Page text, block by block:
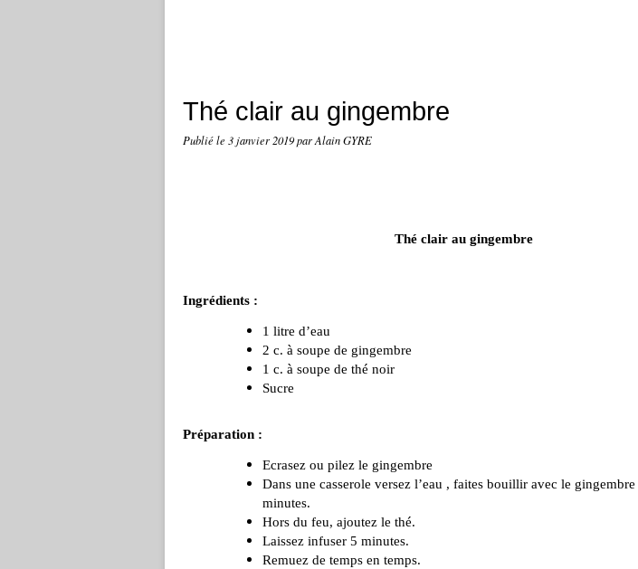
Thé clair au gingembre
Publié le 3 janvier 2019par Alain GYRE
Thé clair au gingembre
Ingrédients :
1 litre d’eau
2 c. à soupe de gingembre
1 c. à soupe de thé noir
Sucre
Préparation :
Ecrasez ou pilez le gingembre
Dans une casserole versez l’eau , faites bouillir avec le
minutes.
Hors du feu, ajoutez le thé.
Laissez infuser 5 minutes.
Remuez de temps en temps.